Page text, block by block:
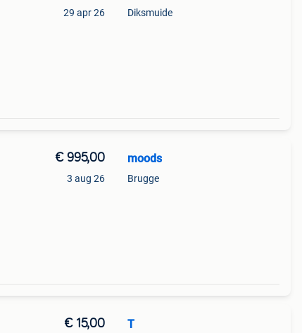
29 apr 26 Diksmuide
€ 995,00
3 aug 26
moods
Brugge
€ 15,00 T